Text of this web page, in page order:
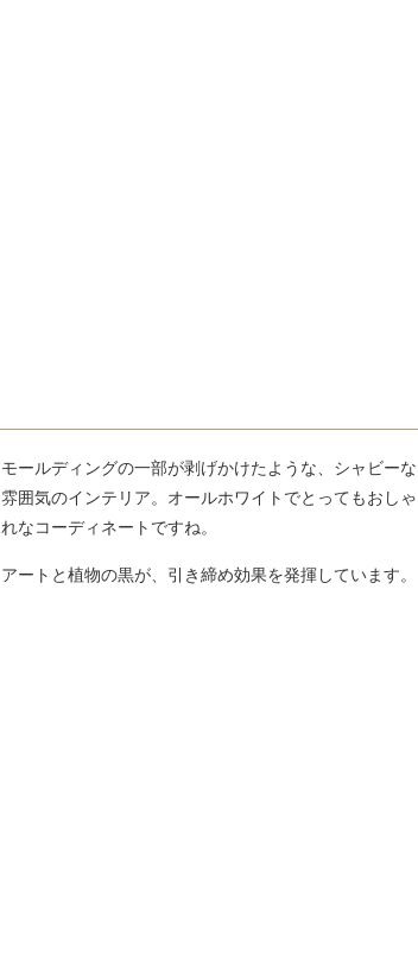
モールディングの一部が剥げかけたような、シャビーな
雰囲気のインテリア。オールホワイトでとってもおしゃ
れなコーディネートですね。
アートと植物の黒が、引き締め効果を発揮しています。